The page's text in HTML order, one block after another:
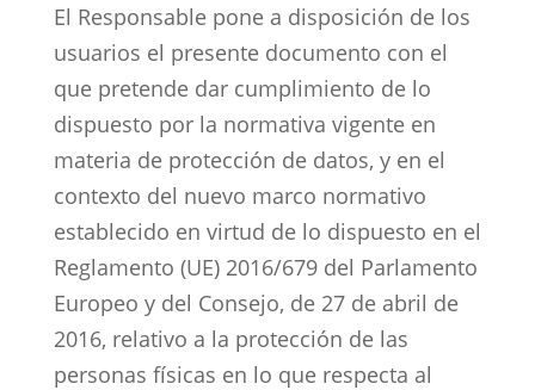
El Responsable pone a disposición de los
usuarios el presente documento con el
que pretende dar cumplimiento de lo
dispuesto por la normativa vigente en
materia de protección de datos, y en el
contexto del nuevo marco normativo
establecido en virtud de lo dispuesto en el
Reglamento (UE) 2016/679 del Parlamento
Europeo y del Consejo, de 27 de abril de
2016, relativo a la protección de las
personas físicas en lo que respecta al